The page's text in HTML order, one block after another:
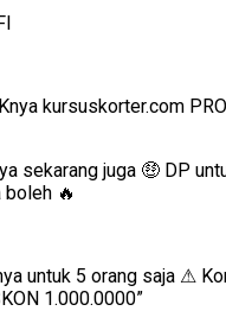
kursuskorter.com
sekarang juga 🤑 DP
boleh 🔥
untuk 5 orang saja ⚠
1.000.0000”